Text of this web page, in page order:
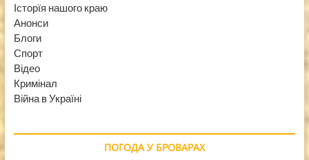
Історїя нашого краю
Анонси
Блоги
Спорт
Відео
Кримінал
Війна в Україні
ПОГОДА У БРОВАРАХ